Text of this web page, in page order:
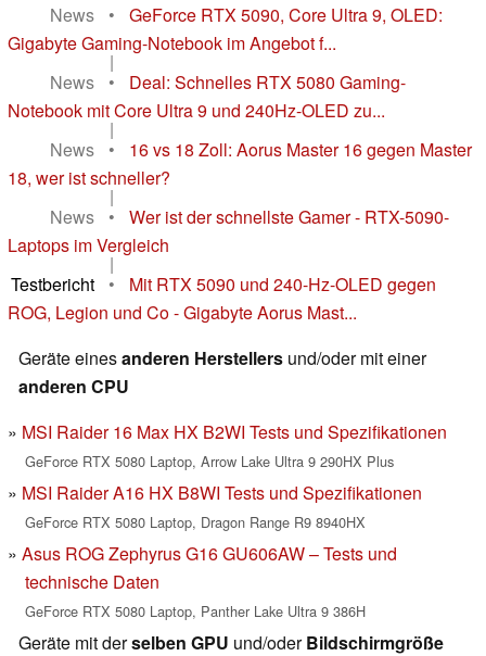
News
•
GeForce RTX 5090, Core Ultra 9, OLED:
Gigabyte Gaming-Notebook im Angebot f...
|
News
•
Deal: Schnelles RTX 5080 Gaming-
Notebook mit Core Ultra 9 und 240Hz-OLED zu...
|
News
•
16 vs 18 Zoll: Aorus Master 16 gegen Master
18, wer ist schneller?
|
News
•
Wer ist der schnellste Gamer - RTX-5090-
Laptops im Vergleich
|
Testbericht
•
Mit RTX 5090 und 240-Hz-OLED gegen
ROG, Legion und Co - Gigabyte Aorus Mast...
Geräte einesanderen Herstellers und/oder mit einer
anderen CPU
MSI Raider 16 Max HX B2WI Tests und Spezifikationen
GeForce RTX 5080 Laptop, Arrow Lake Ultra 9 290HX Plus
MSI Raider A16 HX B8WI Tests und Spezifikationen
GeForce RTX 5080 Laptop, Dragon Range R9 8940HX
Asus ROG Zephyrus G16 GU606AW – Tests und
technische Daten
GeForce RTX 5080 Laptop, Panther Lake Ultra 9 386H
Geräte mit derselben GPU und/oderBildschirmgröße